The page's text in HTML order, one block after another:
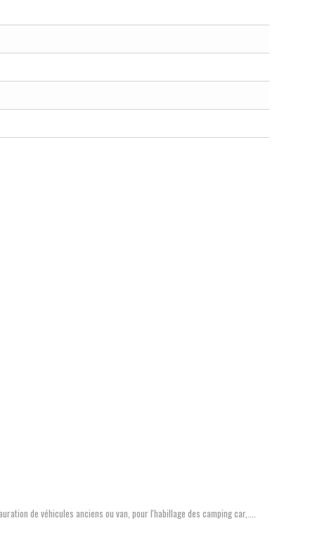
de véhicules anciens ou van, pour l'habillage des camping car,....